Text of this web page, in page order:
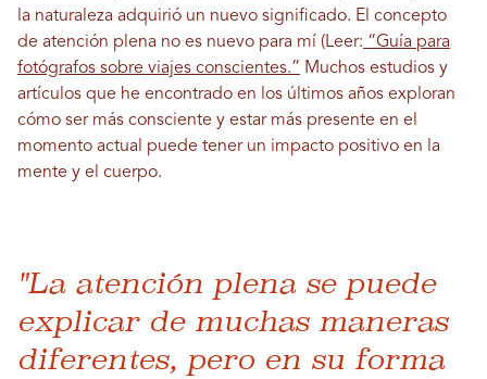
la naturaleza adquirió un nuevo significado. El concepto
de atención plena no es nuevo para mí (Leer: “Guía para
fotógrafos sobre viajes conscientes.” Muchos estudios y
artículos que he encontrado en los últimos años exploran
cómo ser más consciente y estar más presente en el
momento actual puede tener un impacto positivo en la
mente y el cuerpo.
"La atención plena se puede
explicar de muchas maneras
diferentes, pero en su forma